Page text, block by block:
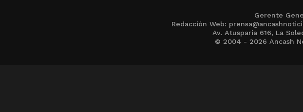
Gerente
Redacción Web:
Av. Atusparia 616, La
© 2004 - 2026 Ancash